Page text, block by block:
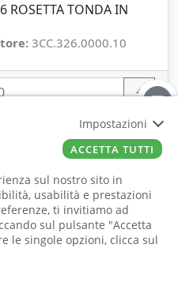
magazzino
al 25 Agosto
ROSETTA TONDA IN
3CC.326.0000.10
+
sul nostro sito in
usabilità e prestazioni
ti invitiamo ad
sul pulsante "Accetta
le singole opzioni, clicca sul
Impostazioni
ACCETTA TUTTI